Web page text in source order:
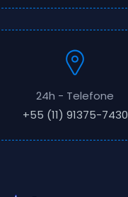
24h - Telefone
+55 (11) 91375-7430